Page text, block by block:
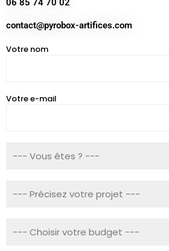
06 85 74 70 02
contact@pyrobox-artifices.com
Votre nom
Votre e-mail